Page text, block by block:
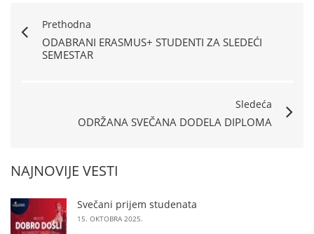
Prethodna
ODABRANI ERASMUS+ STUDENTI ZA SLEDEĆI
SEMESTAR
Sledeća
ODRŽANA SVEČANA DODELA DIPLOMA
NAJNOVIJE VESTI
Svečani prijem studenata
15. OKTOBRA 2025.